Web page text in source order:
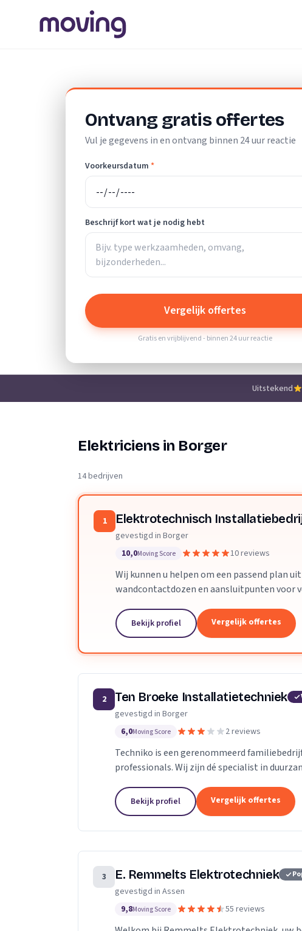
Ontvang gratis offertes
Vul je gegevens in en ontvang binnen 24 uur reactie
Voorkeursdatum *
Beschrijf kort wat je nodig hebt
Vergelijk offertes
Gratis en vrijblijvend - binnen 24 uur reactie
Uitstekend
Elektriciens in Borger
14 bedrijven
1 Elektrotechnisch
gevestigd in Borger
10,0Moving Score 10 reviews
Wij kunnen u helpen om een passend plan
wandcontactdozen en aansluitpunten voor
Bekijk profiel Vergelijk offertes
2 Ten Broeke Installatietechniek
gevestigd in Borger
6,0Moving Score 2 reviews
Techniko is een gerenommeerd
professionals. Wij zijn dé specialist in
Bekijk profiel Vergelijk offertes
3 E. Remmelts Elektrotechniek
gevestigd in Assen
9,8Moving Score 55 reviews